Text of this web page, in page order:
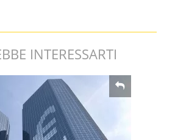
INTERESSARTI